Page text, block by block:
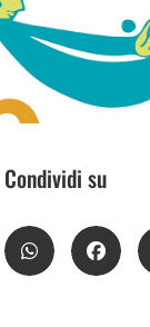
Condividi su